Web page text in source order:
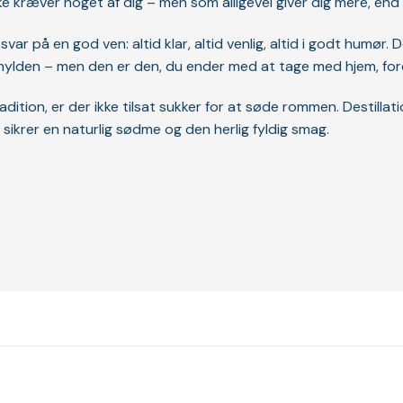
på en god ven: altid klar, altid venlig, altid i godt humør.
– men den er den, du ender med at tage med hjem,
er der ikke tilsat sukker for at søde rommen.
en naturlig sødme og den herlig fyldig smag.